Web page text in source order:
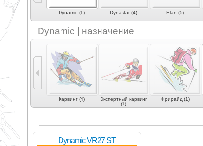
Duel (3) Dynamic (1) Dynastar (4) Elan (5)
Dynamic | назначение
Универсальные (2) Карвинг (4)
Экспертный карвинг
(1)
Фрирайд (1)
Dynamic VR27 ST